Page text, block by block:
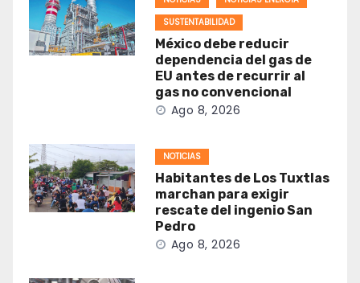
SUSTENTABILIDAD
México debe reducir
dependencia del gas de
EU antes de recurrir al
gas no convencional
Ago 8, 2026
NOTICIAS
Habitantes de Los Tuxtlas
marchan para exigir
rescate del ingenio San
Pedro
Ago 8, 2026